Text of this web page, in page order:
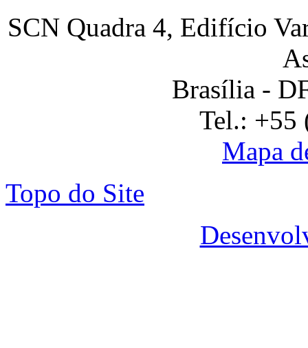
SCN Quadra 4, Edifício
Brasília -
Tel.: +55
Mapa
Topo do Site